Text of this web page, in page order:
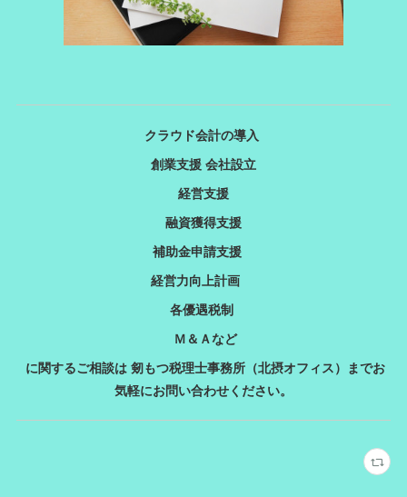
クラウド会計の導入
創業支援 会社設立
経営支援
融資獲得支援
補助金申請支援
経営力向上計画
各優遇税制
Ｍ＆Ａなど
に関するご相談は 剱もつ税理士事務所（北摂オフィス）までお
気軽にお問い合わせください。